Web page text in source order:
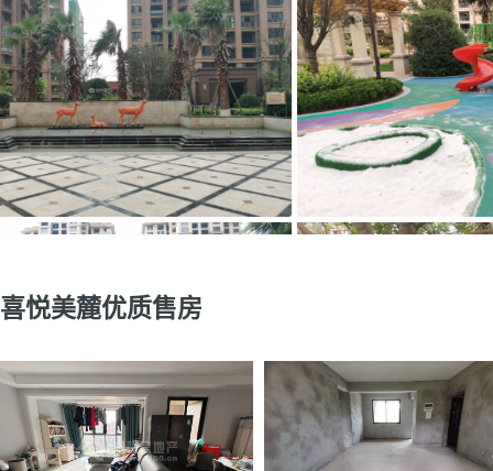
喜悦美麓优质售房